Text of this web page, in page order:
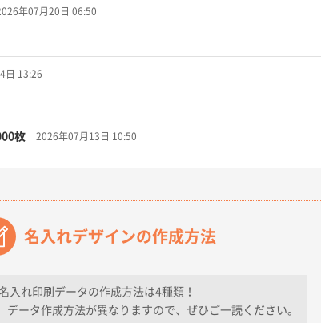
年07月20日 06:50
日 13:26
枚 2026年07月13日 10:50
枚 2026年07月03日 09:23
名入れデザインの作成方法
名入れ印刷データの作成方法は4種類！
データ作成方法が異なりますので、ぜひご一読ください。